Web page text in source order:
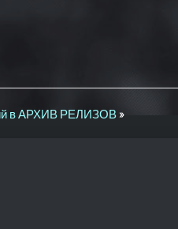
в АРХИВ РЕЛИЗОВ »